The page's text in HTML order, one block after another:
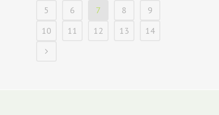
5
6 7 8
9
10
11 12 13 14